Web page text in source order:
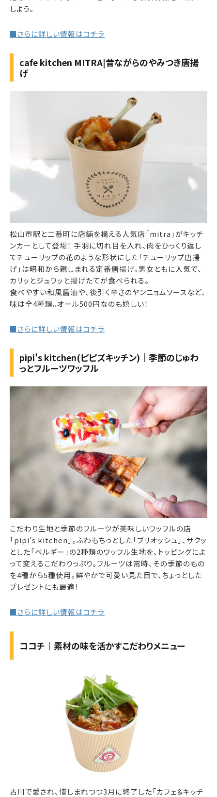
しよう。
■さらに詳しい情報はコチラ
cafe kitchen MITRA|昔ながらのやみつき唐揚
げ
松山市駅と二番町に店舗を構える人気店「mitra」がキッチ
ンカーとして登場！ 手羽に切れ目を入れ、肉をひっくり返し
てチューリップの花のような形状にした「チューリップ唐揚
げ」は昭和から親しまれる定番唐揚げ。男女ともに人気で、
カリッとジュワッと揚げたてが食べられる。
食べやすい和風醤油や、後引く辛さのヤンニョムソースなど、
味は全4種類。オール500円なのも嬉しい！
■さらに詳しい情報はコチラ
pipi's kitchen(ピピズキッチン)｜季節のじゅわ
っとフルーツワッフル
こだわり生地と季節のフルーツが美味しいワッフルの店
「pipi’s kitchen」。ふわもちっとした「ブリオッシュ」、サクッ
とした「ベルギー」の2種類のワッフル生地を、トッピングによ
って変えるこだわりっぷり。フルーツは常時、その季節のもの
を4種から5種使用。鮮やかで可愛い見た目で、ちょっとした
プレゼントにも最適！
■さらに詳しい情報はコチラ
ココチ｜素材の味を活かすこだわりメニュー
古川で愛され、惜しまれつつ3月に終了した「カフェ＆キッチ